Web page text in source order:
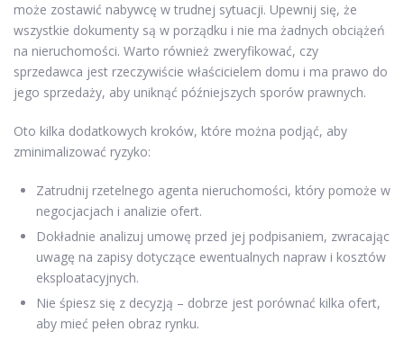
może zostawić nabywcę w trudnej sytuacji. Upewnij się, że
wszystkie dokumenty są w porządku i nie ma żadnych obciążeń
na nieruchomości. Warto również zweryfikować, czy
sprzedawca jest rzeczywiście właścicielem domu i ma prawo do
jego sprzedaży, aby uniknąć późniejszych sporów prawnych.
Oto kilka dodatkowych kroków, które można podjąć, aby
zminimalizować ryzyko:
Zatrudnij rzetelnego agenta nieruchomości, który pomoże w
negocjacjach i analizie ofert.
Dokładnie analizuj umowę przed jej podpisaniem, zwracając
uwagę na zapisy dotyczące ewentualnych napraw i kosztów
eksploatacyjnych.
Nie śpiesz się z decyzją – dobrze jest porównać kilka ofert,
aby mieć pełen obraz rynku.